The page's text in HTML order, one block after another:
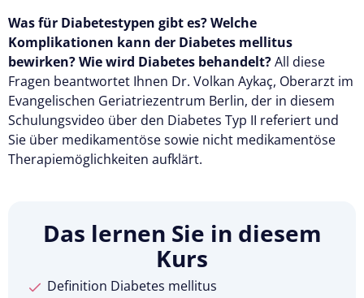
Was für Diabetestypen gibt es? Welche
Komplikationen kann der Diabetes mellitus
bewirken? Wie wird Diabetes behandelt?All diese
Fragen beantwortet Ihnen Dr. Volkan Aykaç, Oberarzt im
Evangelischen Geriatriezentrum Berlin, der in diesem
Schulungsvideo über den Diabetes Typ II referiert und
Sie über medikamentöse sowie nicht medikamentöse
Therapiemöglichkeiten aufklärt.
Das lernen Sie in diesem
Kurs
Definition Diabetes mellitus